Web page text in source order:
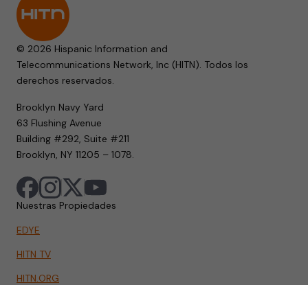
© 2026 Hispanic Information and
Telecommunications Network, Inc (HITN). Todos los
derechos reservados.
Brooklyn Navy Yard
63 Flushing Avenue
Building #292, Suite #211
Brooklyn, NY 11205 – 1078.
Nuestras Propiedades
EDYE
HITN TV
HITN.ORG